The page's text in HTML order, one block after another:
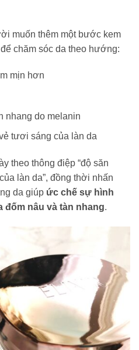
muốn thêm một bước kem
chăm sóc da theo hướng:
mịn hơn
nhang do melanin
tươi sáng của làn da
theo thông điệp “độ săn
làn da”, đồng thời nhấn
da giúp ức chế sự hình
đốm nâu và tàn nhang.